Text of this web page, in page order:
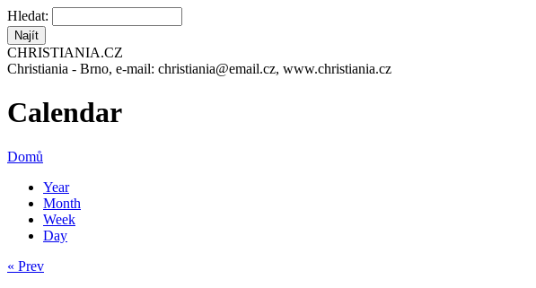
Hledat:
CHRISTIANIA.CZ
Christiania - Brno, e-mail: christiania@email.cz, www.christiania.cz
Calendar
Domů
Year
Month
Week
Day
« Prev